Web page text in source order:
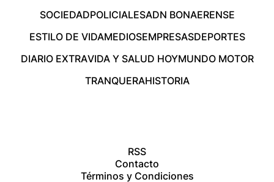
SOCIEDADPOLICIALESADN BONAERENSE
ESTILO DE VIDAMEDIOSEMPRESASDEPORTES
DIARIO EXTRAVIDA Y SALUD HOYMUNDO MOTOR
TRANQUERAHISTORIA
RSS
Contacto
Términos y Condiciones